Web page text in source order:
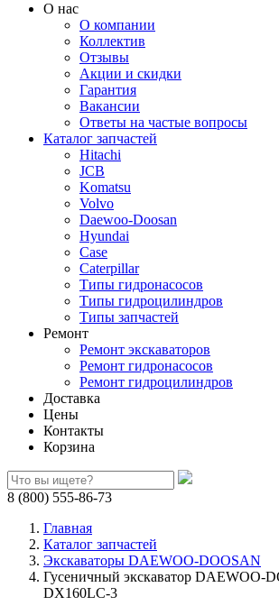
О нас
О компании
Коллектив
Отзывы
Акции и скидки
Гарантия
Вакансии
Ответы на частые вопросы
Каталог запчастей
Hitachi
JCB
Komatsu
Volvo
Daewoo-Doosan
Hyundai
Case
Caterpillar
Типы гидронасосов
Типы гидроцилиндров
Типы запчастей
Ремонт
Ремонт экскаваторов
Ремонт гидронасосов
Ремонт гидроцилиндров
Доставка
Цены
Контакты
Корзина
8 (800) 555-86-73
Главная
Каталог запчастей
Экскаваторы DAEWOO-DOOSAN
Гусеничный экскаватор DAEWOO-
DX160LC-3